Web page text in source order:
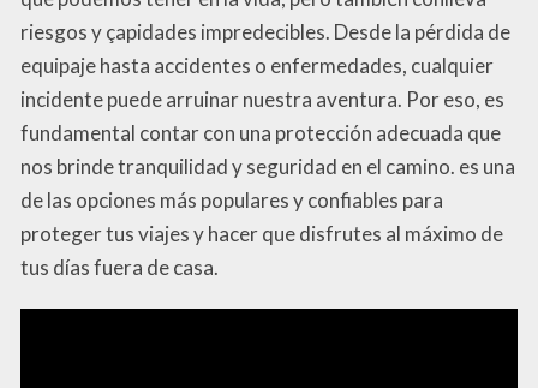
riesgos y çapidades impredecibles. Desde la pérdida de
equipaje hasta accidentes o enfermedades, cualquier
incidente puede arruinar nuestra aventura. Por eso, es
fundamental contar con una protección adecuada que
nos brinde tranquilidad y seguridad en el camino. es una
de las opciones más populares y confiables para
proteger tus viajes y hacer que disfrutes al máximo de
tus días fuera de casa.